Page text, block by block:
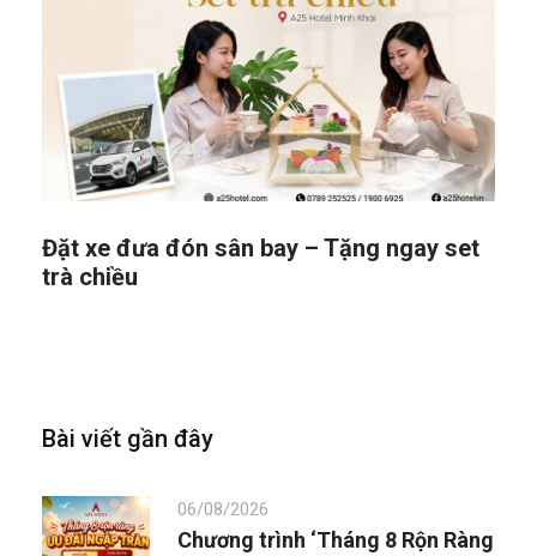
Đặt xe đưa đón sân bay – Tặng ngay set
trà chiều
Bài viết gần đây
06/08/2026
Chương trình ‘Tháng 8 Rộn Ràng